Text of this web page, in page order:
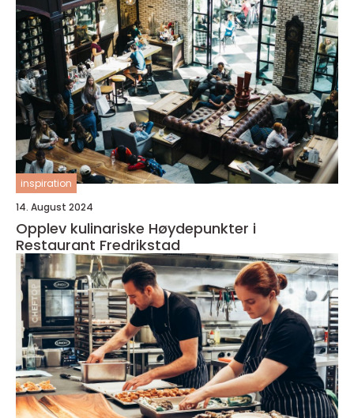
inspiration
14. August 2024
Opplev kulinariske Høydepunkter i
Restaurant Fredrikstad